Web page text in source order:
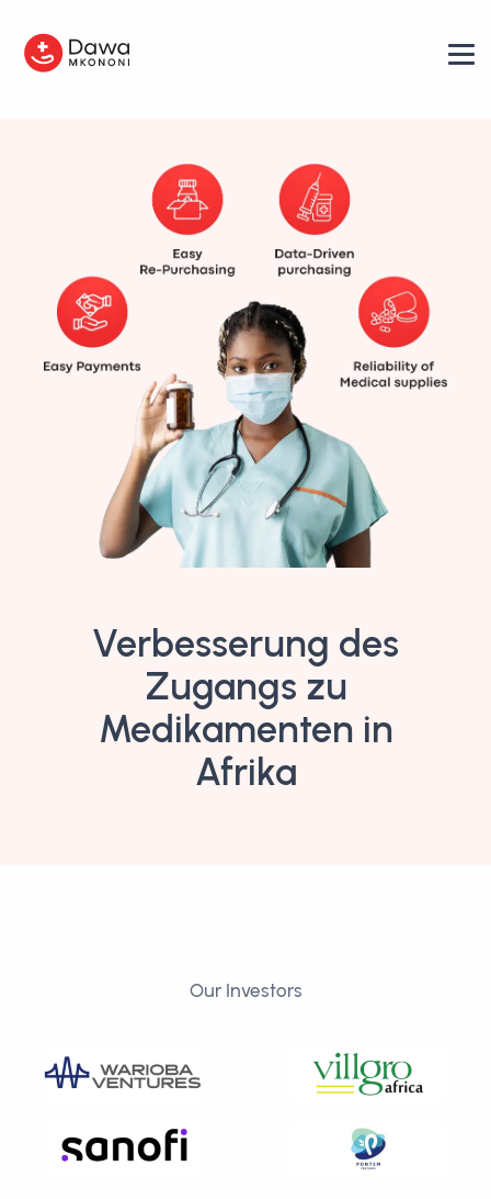
Verbesserung des
Zugangs zu
Medikamenten in
Afrika
Our Investors